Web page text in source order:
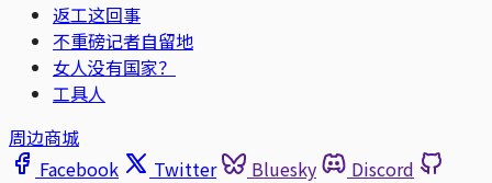
返工这回事
不重磅记者自留地
女人没有国家？
工具人
周边商城
Facebook
Twitter Bluesky
Discord